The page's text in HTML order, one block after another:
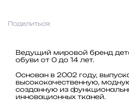
Поделиться:
Ведущий мировой бренд
обуви от 0 до 14 лет.
Основан в 2002 году,
высококачественную,
созданную из
инновационных тканей.